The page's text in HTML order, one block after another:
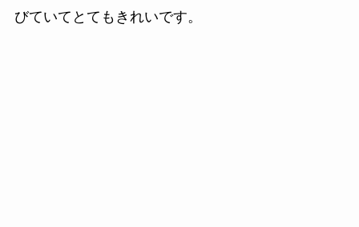
びていてとてもきれいです。